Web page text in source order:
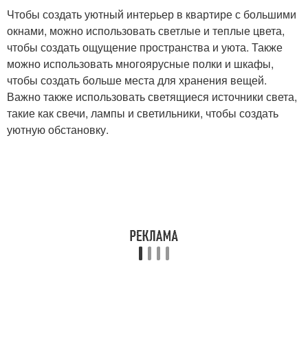
Чтобы создать уютный интерьер в квартире с большими
окнами, можно использовать светлые и теплые цвета,
чтобы создать ощущение пространства и уюта. Также
можно использовать многоярусные полки и шкафы,
чтобы создать больше места для хранения вещей.
Важно также использовать светящиеся источники света,
такие как свечи, лампы и светильники, чтобы создать
уютную обстановку.